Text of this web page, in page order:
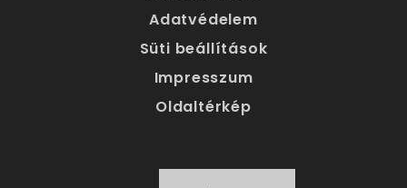
Adatvédelem
Süti beállítások
Impresszum
Oldaltérkép